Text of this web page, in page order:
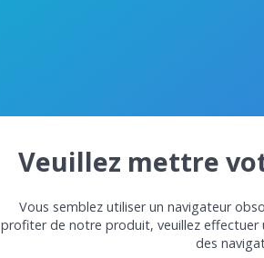
Veuillez mettre
Vous semblez utiliser un navigateur
profiter de notre produit, veuillez effectuer
des